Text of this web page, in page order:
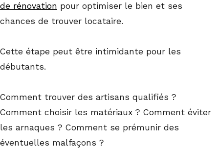
de rénovation pour optimiser le bien et ses
chances de trouver locataire.
Cette étape peut être intimidante pour les
débutants.
Comment trouver des artisans qualifiés ?
Comment choisir les matériaux ? Comment éviter
les arnaques ? Comment se prémunir des
éventuelles malfaçons ?